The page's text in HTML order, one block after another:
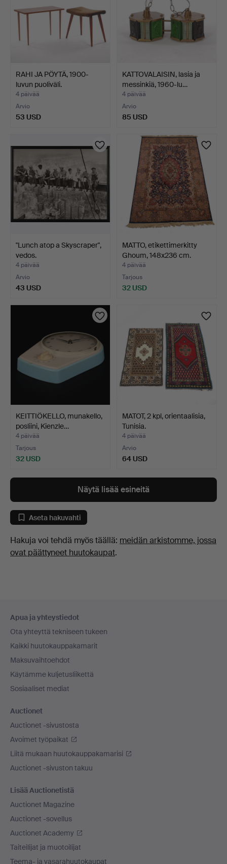
RAHI JA PÖYTÄ, 1900-
luvun puoliväli.
4 päivää
Arvio
53 USD
KATTOVALAISIN, lasia ja
messinkiä, 1960-lu…
4 päivää
Arvio
85 USD
"Lunch atop a Skyscraper",
vedos.
4 päivää
Arvio
43 USD
MATTO, etikettimerkitty
Ghoum, 148x236 cm.
4 päivää
Tarjous
32 USD
KEITTIÖKELLO, munakello,
posliini, Kienzle…
4 päivää
Tarjous
32 USD
MATOT, 2 kpl, orientaalisia,
Tunisia.
4 päivää
Arvio
64 USD
Näytä lisää esineitä
Aseta hakuvahti
Hakuja voi tehdä myös täällä: meidän arkistomme, jossa
ovat päättyneet huutokaupat.
Apua ja yhteystiedot
Ota yhteyttä tekniseen tukeen
Kaikki huutokauppakamarit
Maksuvaihtoehdot
Käytämme kuljetusliikettä
Sosiaaliset mediat
Auctionet
Auctionet -sivustosta
Avoimet työpaikat
Liitä mukaan huutokauppakamarisi
Auctionet -sivuston takuu
Lisää Auctionetistä
Auctionet Magazine
Auctionet -sovellus
Auctionet Academy
Taiteilijat ja muotoilijat
Teema- ja vasarahuutokaupat